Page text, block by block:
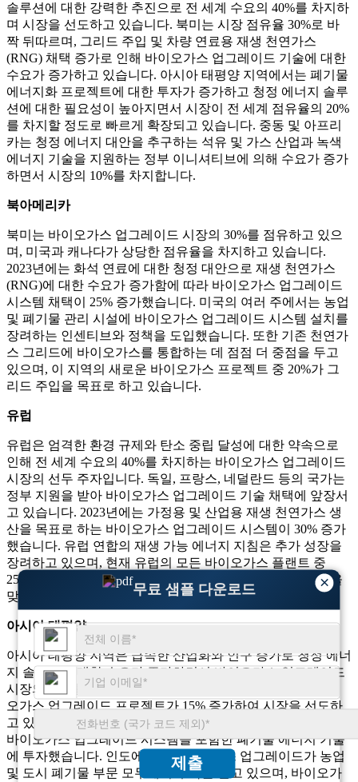
×
무료 샘플 다운로드
제출
솔루션에 대한 강력한 추진으로 전 세계 수요의 40%를 차지하
며 시장을 선도하고 있습니다. 북미는 시장 점유율 30%로 바
짝 뒤따르며, 그리드 주입 및 차량 연료용 재생 천연가스
(RNG) 채택 증가로 인해 바이오가스 업그레이드 기술에 대한
수요가 증가하고 있습니다. 아시아 태평양 지역에서는 폐기물
에너지화 프로젝트에 대한 투자가 증가하고 청정 에너지 솔루
션에 대한 필요성이 높아지면서 시장이 전 세계 점유율의 20%
를 차지할 정도로 빠르게 확장되고 있습니다. 중동 및 아프리
카는 청정 에너지 대안을 추구하는 석유 및 가스 산업과 녹색
에너지 기술을 지원하는 정부 이니셔티브에 의해 수요가 증가
하면서 시장의 10%를 차지합니다.
북아메리카
북미는 바이오가스 업그레이드 시장의 30%를 점유하고 있으
며, 미국과 캐나다가 상당한 점유율을 차지하고 있습니다.
2023년에는 화석 연료에 대한 청정 대안으로 재생 천연가스
(RNG)에 대한 수요가 증가함에 따라 바이오가스 업그레이드
시스템 채택이 25% 증가했습니다. 미국의 여러 주에서는 농업
및 폐기물 관리 시설에 바이오가스 업그레이드 시스템 설치를
장려하는 인센티브와 정책을 도입했습니다. 또한 기존 천연가
스 그리드에 바이오가스를 통합하는 데 점점 더 중점을 두고
있으며, 이 지역의 새로운 바이오가스 프로젝트 중 20%가 그
리드 주입을 목표로 하고 있습니다.
유럽
유럽은 엄격한 환경 규제와 탄소 중립 달성에 대한 약속으로
인해 전 세계 수요의 40%를 차지하는 바이오가스 업그레이드
시장의 선두 주자입니다. 독일, 프랑스, ​​네덜란드 등의 국가는
정부 지원을 받아 바이오가스 업그레이드 기술 채택에 앞장서
고 있습니다. 2023년에는 가정용 및 산업용 재생 천연가스 생
산을 목표로 하는 바이오가스 업그레이드 시스템이 30% 증가
했습니다. 유럽 ​​연합의 재생 가능 에너지 지침은 추가 성장을
장려하고 있으며, 현재 유럽의 모든 바이오가스 플랜트 중
25%가 그리드 주입을 위한 바이오가스 업그레이드에 초점을
맞추고 있습니다.
아시아 태평양
아시아 태평양 지역은 급속한 산업화와 인구 증가로 청정 에너
지 솔루션에 대한 수요가 증가하면서 바이오가스 업그레이드
시장의 20%를 차지합니다. 중국 및 인도와 같은 국가는 바이
오가스 업그레이드 프로젝트가 15% 증가하여 시장을 선도하
고 있습니다. 중국에서는 정부가 재생 에너지 전략의 일환으로
바이오가스 업그레이드 시스템을 포함한 폐기물 에너지 기술
에 투자했습니다. 인도에서는 바이오가스 업그레이드가 농업
및 도시 폐기물 부문 모두에서 주목을 받고 있으며, 바이오가